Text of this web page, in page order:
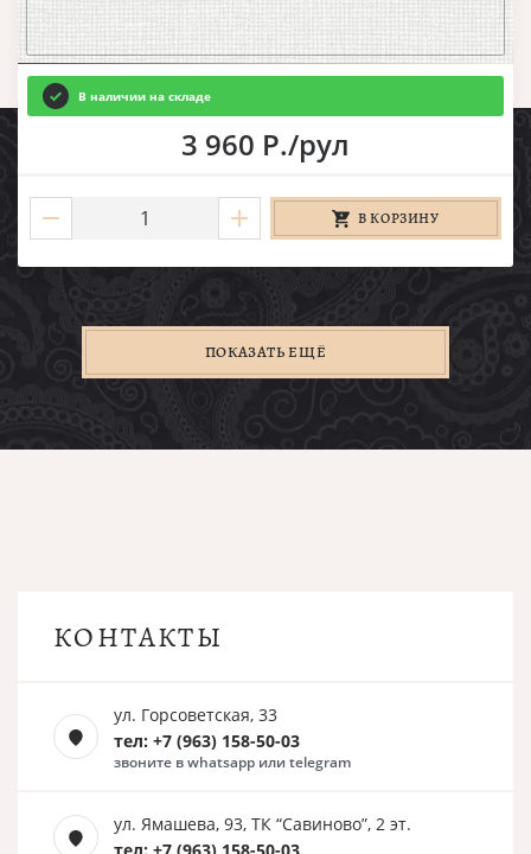
В наличии на складе
3 960 Р./рул
В КОРЗИНУ
ПОКАЗАТЬ ЕЩЁ
КОНТАКТЫ
ул. Горсоветская, 33
тел: +7 (963) 158-50-03
звоните в whatsapp или telegram
ул. Ямашева, 93, ТК “Савиново”, 2 эт.